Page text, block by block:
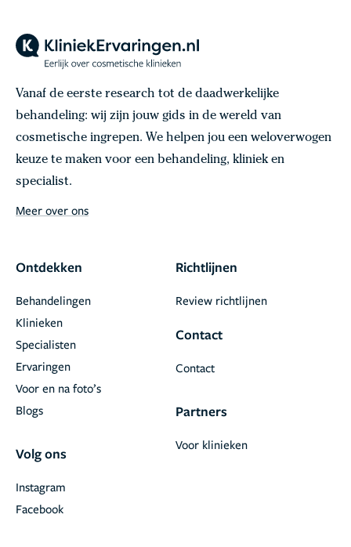
Vanaf de eerste research tot de daadwerkelijke
behandeling: wij zijn jouw gids in de wereld van
cosmetische ingrepen. We helpen jou een weloverwogen
keuze te maken voor een behandeling, kliniek en
specialist.
Meer over ons
Ontdekken
Behandelingen
Klinieken
Specialisten
Ervaringen
Voor en na foto’s
Blogs
Volg ons
Facebook
Instagram
Richtlijnen
Review richtlijnen
Contact
Contact
Partners
Voor klinieken